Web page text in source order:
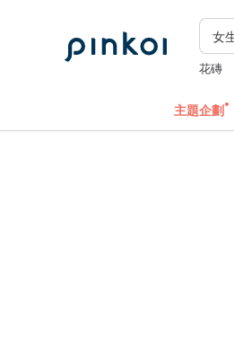
花磚
主題企劃